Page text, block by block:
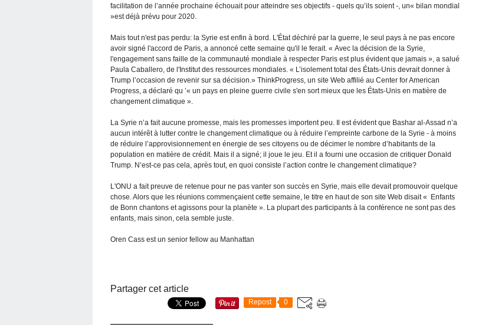
facilitation de l’année prochaine échouait pour atteindre ses objectifs - quels qu’ils soient -, un« bilan mondial
»est déjà prévu pour 2020.
Mais tout n'est pas perdu: la Syrie est enfin à bord. L'État déchiré par la guerre, le seul pays à ne pas encore
avoir signé l'accord de Paris, a annoncé cette semaine qu'il le ferait. « Avec la décision de la Syrie,
l'engagement sans faille de la communauté mondiale à respecter Paris est plus évident que jamais », a salué
Paula Caballero, de l'Institut des ressources mondiales. « L’isolement total des États-Unis devrait donner à
Trump l’occasion de revenir sur sa décision.» ThinkProgress, un site Web affilié au Center for American
Progress, a déclaré qu ’« un pays en pleine guerre civile s'en sort mieux que les États-Unis en matière de
changement climatique ».
La Syrie n’a fait aucune promesse, mais les promesses importent peu. Il est évident que Bashar al-Assad n’a
aucun intérêt à lutter contre le changement climatique ou à réduire l’empreinte carbone de la Syrie - à moins
de réduire l’approvisionnement en énergie de ses citoyens ou de décimer le nombre d’habitants de la
population en matière de crédit. Mais il a signé; il joue le jeu. Et il a fourni une occasion de critiquer Donald
Trump. N’est-ce pas cela, après tout, en quoi consiste l’action contre le changement climatique?
L'ONU a fait preuve de retenue pour ne pas vanter son succès en Syrie, mais elle devait promouvoir quelque
chose. Alors que les réunions commençaient cette semaine, le titre en haut de son site Web disait « Enfants
de Bonn chantons et agissons pour la planète ». La plupart des participants à la conférence ne sont pas des
enfants, mais sinon, cela semble juste.
Oren Cass est un senior fellow au Manhattan
Partager cet article
Repost 0